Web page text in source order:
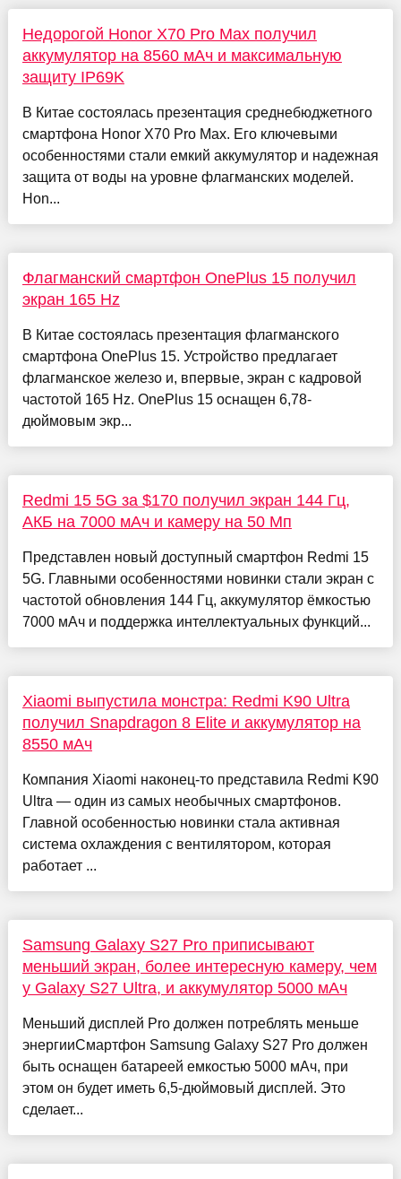
Недорогой Honor X70 Pro Max получил
аккумулятор на 8560 мАч и максимальную
защиту IP69K
В Китае состоялась презентация среднебюджетного
смартфона Honor X70 Pro Max. Его ключевыми
особенностями стали емкий аккумулятор и надежная
защита от воды на уровне флагманских моделей.
Hon...
Флагманский смартфон OnePlus 15 получил
экран 165 Hz
В Китае состоялась презентация флагманского
смартфона OnePlus 15. Устройство предлагает
флагманское железо и, впервые, экран с кадровой
частотой 165 Hz. OnePlus 15 оснащен 6,78-
дюймовым экр...
Redmi 15 5G за $170 получил экран 144 Гц,
АКБ на 7000 мАч и камеру на 50 Мп
Представлен новый доступный смартфон Redmi 15
5G. Главными особенностями новинки стали экран с
частотой обновления 144 Гц, аккумулятор ёмкостью
7000 мАч и поддержка интеллектуальных функций...
Xiaomi выпустила монстра: Redmi K90 Ultra
получил Snapdragon 8 Elite и аккумулятор на
8550 мАч
Компания Xiaomi наконец-то представила Redmi K90
Ultra — один из самых необычных смартфонов.
Главной особенностью новинки стала активная
система охлаждения с вентилятором, которая
работает ...
Samsung Galaxy S27 Pro приписывают
меньший экран, более интересную камеру, чем
у Galaxy S27 Ultra, и аккумулятор 5000 мАч
Меньший дисплей Pro должен потреблять меньше
энергииСмартфон Samsung Galaxy S27 Pro должен
быть оснащен батареей емкостью 5000 мАч, при
этом он будет иметь 6,5-дюймовый дисплей. Это
сделает...